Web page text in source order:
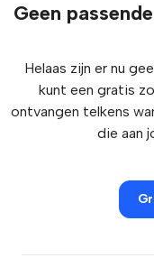
Geen
Helaas zijn er nu
kunt een gratis
ontvangen telkens
die aan